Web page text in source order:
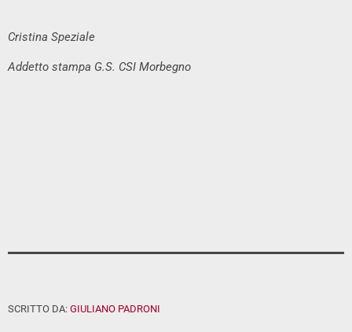
Cristina Speziale
Addetto stampa G.S. CSI Morbegno
SCRITTO DA: GIULIANO PADRONI